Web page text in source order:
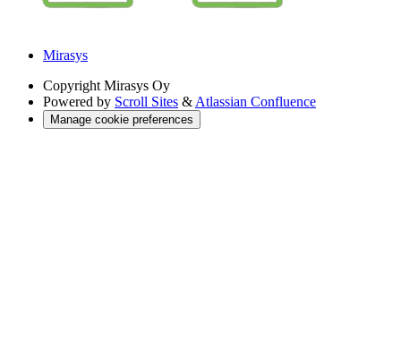
Mirasys
Copyright Mirasys Oy
Powered by Scroll Sites & Atlassian Confluence
Manage cookie preferences